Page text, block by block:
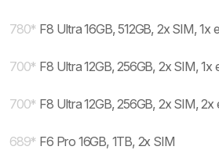
780* F8 Ultra 16GB, 512GB, 2x SIM, 1x
700* F8 Ultra 12GB, 256GB, 2x SIM, 1x
700* F8 Ultra 12GB, 256GB, 2x SIM, 2x
689* F6 Pro 16GB, 1TB, 2x SIM